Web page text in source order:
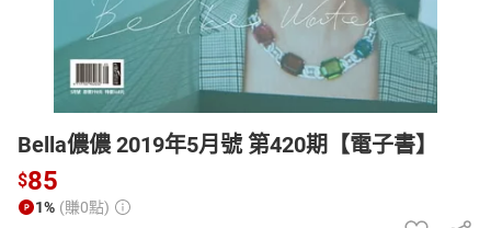
Bella儂儂 2019年5月號 第420期【電子書】
$85
1% (賺0點)